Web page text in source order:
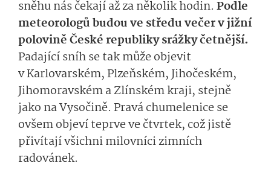
sněhu nás čekají až za několik hodin. Podle
meteorologů budou ve středu večer v jižní
polovině České republiky srážky četnější.
Padající sníh se tak může objevit
v Karlovarském, Plzeňském, Jihočeském,
Jihomoravském a Zlínském kraji, stejně
jako na Vysočině. Pravá chumelenice se
ovšem objeví teprve ve čtvrtek, což jistě
přivítají všichni milovníci zimních
radovánek.